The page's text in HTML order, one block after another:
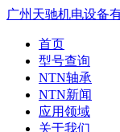
广州天驰机电设备
首页
型号查询
NTN轴承
NTN新闻
应用领域
关于我们